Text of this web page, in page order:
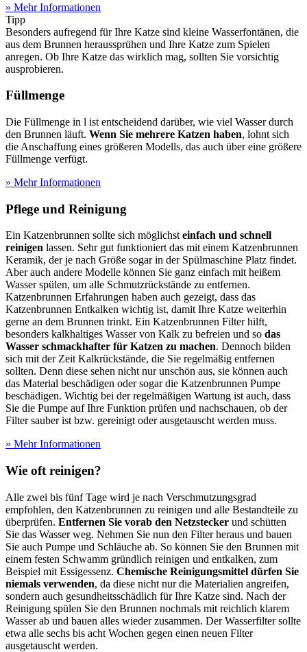
» Mehr Informationen
Tipp
Besonders aufregend für Ihre Katze sind kleine Wasserfontänen, die
aus dem Brunnen heraussprühen und Ihre Katze zum Spielen
anregen. Ob Ihre Katze das wirklich mag, sollten Sie vorsichtig
ausprobieren.
Füllmenge
Die Füllmenge in l ist entscheidend darüber, wie viel Wasser durch
den Brunnen läuft. Wenn Sie mehrere Katzen haben, lohnt sich
die Anschaffung eines größeren Modells, das auch über eine größere
Füllmenge verfügt.
» Mehr Informationen
Pflege und Reinigung
Ein Katzenbrunnen sollte sich möglichsteinfach und schnell
reinigen lassen. Sehr gut funktioniert das mit einem Katzenbrunnen
Keramik, der je nach Größe sogar in der Spülmaschine Platz findet.
Aber auch andere Modelle können Sie ganz einfach mit heißem
Wasser spülen, um alle Schmutzrückstände zu entfernen.
Katzenbrunnen Erfahrungen haben auch gezeigt, dass das
Katzenbrunnen Entkalken wichtig ist, damit Ihre Katze weiterhin
gerne an dem Brunnen trinkt. Ein Katzenbrunnen Filter hilft,
besonders kalkhaltiges Wasser von Kalk zu befreien und so das
Wasser schmackhafter für Katzen zu machen. Dennoch bilden
sich mit der Zeit Kalkrückstände, die Sie regelmäßig entfernen
sollten. Denn diese sehen nicht nur unschön aus, sie können auch
das Material beschädigen oder sogar die Katzenbrunnen Pumpe
beschädigen. Wichtig bei der regelmäßigen Wartung ist auch, dass
Sie die Pumpe auf Ihre Funktion prüfen und nachschauen, ob der
Filter sauber ist bzw. gereinigt oder ausgetauscht werden muss.
» Mehr Informationen
Wie oft reinigen?
Alle zwei bis fünf Tage wird je nach Verschmutzungsgrad
empfohlen, den Katzenbrunnen zu reinigen und alle Bestandteile zu
überprüfen. Entfernen Sie vorab den Netzstecker und schütten
Sie das Wasser weg. Nehmen Sie nun den Filter heraus und bauen
Sie auch Pumpe und Schläuche ab. So können Sie den Brunnen mit
einem festen Schwamm gründlich reinigen und entkalken, zum
Beispiel mit Essigessenz. Chemische Reinigungsmittel dürfen Sie
niemals verwenden, da diese nicht nur die Materialien angreifen,
sondern auch gesundheitsschädlich für Ihre Katze sind. Nach der
Reinigung spülen Sie den Brunnen nochmals mit reichlich klarem
Wasser ab und bauen alles wieder zusammen. Der Wasserfilter sollte
etwa alle sechs bis acht Wochen gegen einen neuen Filter
ausgetauscht werden.